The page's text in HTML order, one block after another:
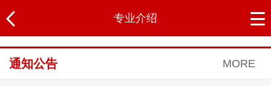
专业介绍
通知公告 MORE